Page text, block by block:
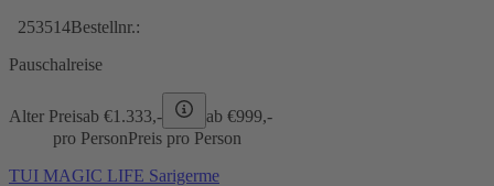
253514Bestellnr.:
Pauschalreise
Alter Preisab €1.333,- ab €999,-
pro PersonPreis pro Person
TUI MAGIC LIFE Sarigerme